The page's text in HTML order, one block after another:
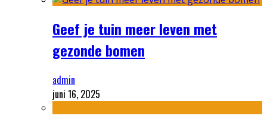
Geef je tuin meer leven met
gezonde bomen
admin
juni 16, 2025